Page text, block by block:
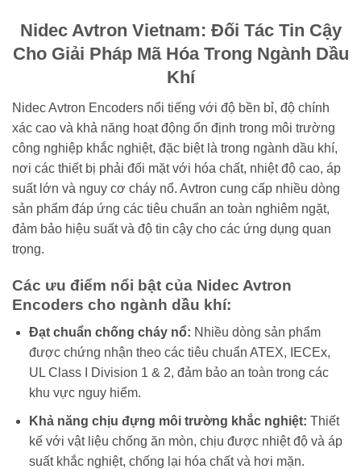
Nidec Avtron Vietnam: Đối Tác Tin Cậy
Cho Giải Pháp Mã Hóa Trong Ngành Dầu
Khí
Nidec Avtron Encoders nổi tiếng với độ bền bỉ, độ chính
xác cao và khả năng hoạt động ổn định trong môi trường
công nghiệp khắc nghiệt, đặc biệt là trong ngành dầu khí,
nơi các thiết bị phải đối mặt với hóa chất, nhiệt độ cao, áp
suất lớn và nguy cơ cháy nổ. Avtron cung cấp nhiều dòng
sản phẩm đáp ứng các tiêu chuẩn an toàn nghiêm ngặt,
đảm bảo hiệu suất và độ tin cậy cho các ứng dụng quan
trọng.
Các ưu điểm nổi bật của Nidec Avtron
Encoders cho ngành dầu khí:
Đạt chuẩn chống cháy nổ: Nhiều dòng sản phẩm
được chứng nhận theo các tiêu chuẩn ATEX, IECEx,
UL Class I Division 1 & 2, đảm bảo an toàn trong các
khu vực nguy hiểm.
Khả năng chịu đựng môi trường khắc nghiệt: Thiết
kế với vật liệu chống ăn mòn, chịu được nhiệt độ và áp
suất khắc nghiệt, chống lại hóa chất và hơi mặn.